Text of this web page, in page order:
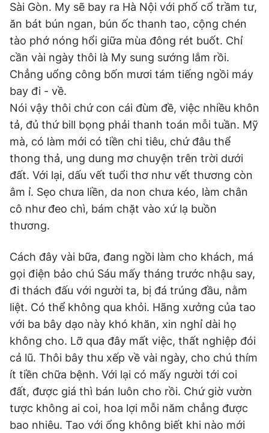
Sài Gòn. My sẽ bay ra Hà Nội với phố cổ trầm tư,
ăn bát bún ngan, bún ốc thanh tao, cộng chén
tào phớ nóng hổi giữa mùa đông rét buốt. Chỉ
cần vài ngày thôi là My sung sướng lắm rồi.
Chẳng uổng công bốn mươi tám tiếng ngồi máy
bay đi - về.
Nói vậy thôi chứ con cái đùm đề, việc nhiều khôn
tả, đủ thứ bill bọng phải thanh toán mỗi tuần. Mỹ
mà, có làm mới có tiền chi tiêu, chứ đâu thể
thong thả, ung dung mơ chuyện trên trời dưới
đất. Với lại, dấu vết tuổi thơ như vết thương còn
âm ỉ. Sẹo chưa liền, da non chưa kéo, làm chân
cô như đeo chì, bám chặt vào xứ lạ buồn
thương.
Cách đây vài bữa, đang ngồi làm cho khách, má
gọi điện bảo chú Sáu mấy tháng trước nhậu say,
đi thách đấu với người ta, bị đá trúng đầu, nằm
liệt. Có thể không qua khỏi. Hãng xưởng của tao
với ba bây dạo này khó khăn, xin nghỉ dài họ
không cho. Lỡ qua đây mất việc, thất nghiệp đói
cả lũ. Thôi bây thu xếp về vài ngày, cho chú thím
ít tiền chữa bệnh. Với lại có mấy người tới coi
đất, được giá thì bán luôn cho rồi. Chứ giờ vườn
tược không ai coi, hoa lợi mỗi năm chẳng được
bao nhiêu. Tao với ổng không biết khi nào mới